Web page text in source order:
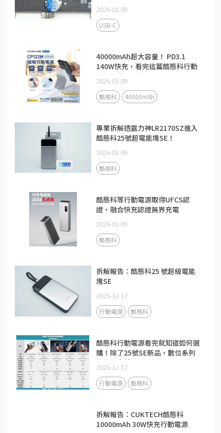
2026-01-09
USB-C
40000mAh超大容量！ PD3.1
140W快充，看完這篇酷態科行動
電源解析更了解
2026-01-09
酷態科 40000mAh
專業拆解透露力神LR2170SZ進入
酷態科25號超電能塊SE！
2026-01-09
酷態科
酷態科等行動電源取得UFCS認
證，融合快充認證無界充電
2026-01-09
酷態科
拆解報告：酷態科25 號超級電能
塊SE
2025-12-17
行動電源 酷態科
酷態科行動電源看完就知道如何選
購！除了25號SE新品，數位系列
擁有更多精品
2025-12-17
行動電源 酷態科
拆解報告：CUKTECH酷態科
10000mAh 30W快充行動電源